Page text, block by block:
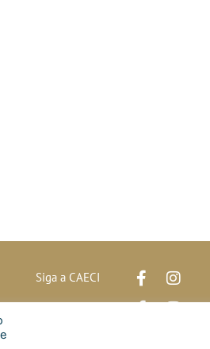
Siga a CAECI
2020 © Todos os direitos reservados